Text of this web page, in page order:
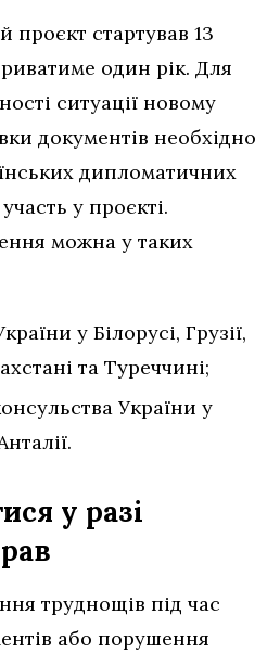
стартував 13
один рік. Для
ситуації новому
документів необхідно
дипломатичних
у проєкті.
можна у таких
у Білорусі, Грузії,
та Туреччині;
України у
у разі
труднощів під час
або порушення